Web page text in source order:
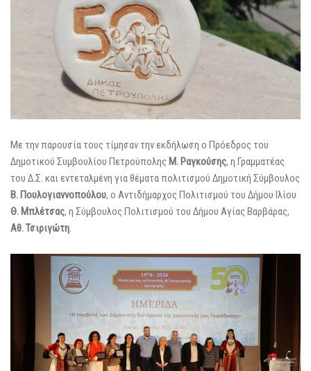
Με την παρουσία τους τίμησαν την εκδήλωση ο Πρόεδρος του
Δημοτικού Συμβουλίου Πετρούπολης Μ. Ραγκούσης, η Γραμματέας
του Δ.Σ. και εντεταλμένη για θέματα πολιτισμού Δημοτική Σύμβουλος
Β. Πουλογιαννοπούλου, ο Αντιδήμαρχος Πολιτισμού του Δήμου Ιλίου
Θ. Μπλέτσας, η Σύμβουλος Πολιτισμού του Δήμου Αγίας Βαρβάρας,
Αθ. Τσιριγώτη.